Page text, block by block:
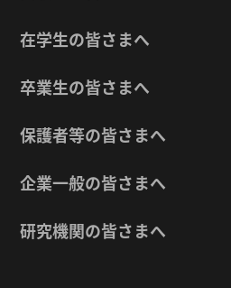
在学生の皆さまへ
卒業生の皆さまへ
保護者等の皆さまへ
企業一般の皆さまへ
研究機関の皆さまへ